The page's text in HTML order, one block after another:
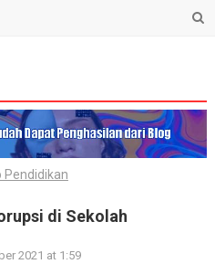
Pendidikan
di Sekolah
2021 at 1:59